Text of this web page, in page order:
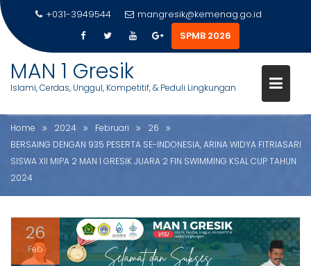
n
+031-3949544
mangresik@kemenag.go.id
SPMB 2026
MAN 1 Gresik
Islami, Cerdas, Unggul, Kompetitif, & Peduli Lingkungan
PESERTA SE-INDONESIA, ARINA
WIDYA FITRIASARI SISWA XII
MIPA 2 MAN 1 GRESIK JUARA 2
FIN SWIMMING KSAL CUP
TAHUN 2024
Home 2024 Februari
26
BERSAING DENGAN 935 PESERTA SE-INDONESIA, ARINA WIDYA FITRIASARI
SISWA XII MIPA 2 MAN 1 GRESIK JUARA 2 FIN SWIMMING KSAL CUP TAHUN
2024
26
Feb